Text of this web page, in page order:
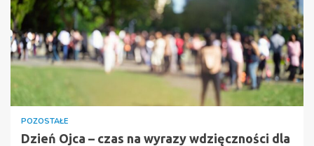
POZOSTAŁE
Dzień Ojca – czas na wyrazy wdzięczności dla